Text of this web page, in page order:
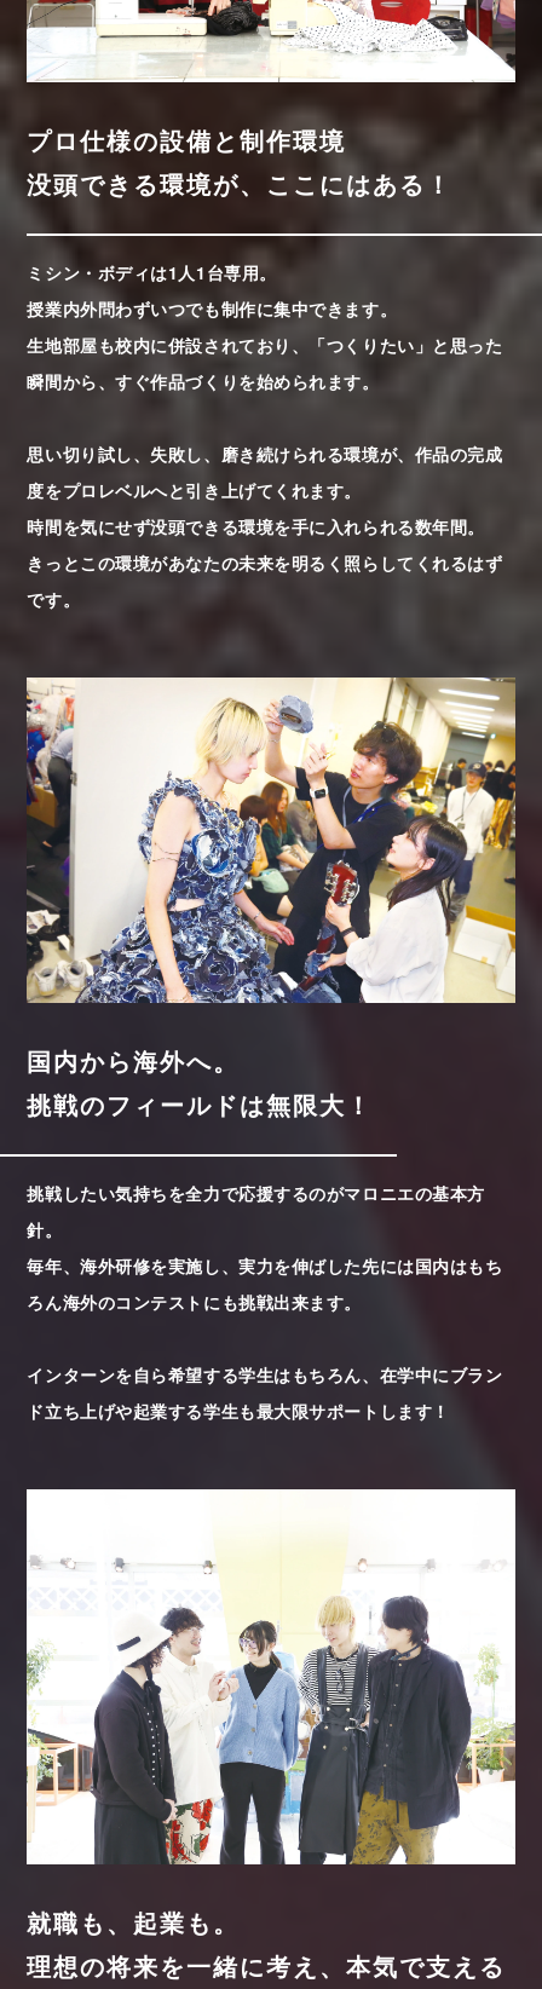
プロ仕様の設備と制作環境
没頭できる環境が、ここにはある！
ミシン・ボディは1人1台専用。
授業内外問わずいつでも制作に集中できます。
生地部屋も校内に併設されており、「つくりたい」と思った
瞬間から、すぐ作品づくりを始められます。
思い切り試し、失敗し、磨き続けられる環境が、作品の完成
度をプロレベルへと引き上げてくれます。
時間を気にせず没頭できる環境を手に入れられる数年間。
きっとこの環境があなたの未来を明るく照らしてくれるはず
です。
国内から海外へ。
挑戦のフィールドは無限大！
挑戦したい気持ちを全力で応援するのがマロニエの基本方
針。
毎年、海外研修を実施し、実力を伸ばした先には国内はもち
ろん海外のコンテストにも挑戦出来ます。
インターンを自ら希望する学生はもちろん、在学中にブラン
ド立ち上げや起業する学生も最大限サポートします！
就職も、起業も。
理想の将来を一緒に考え、本気で支える